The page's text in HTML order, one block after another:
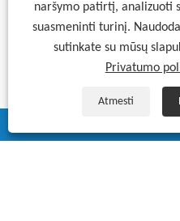
naršymo patirtį, analizuoti
suasmeninti turinį.
sutinkate su mūsų
Privatumo
Atmesti